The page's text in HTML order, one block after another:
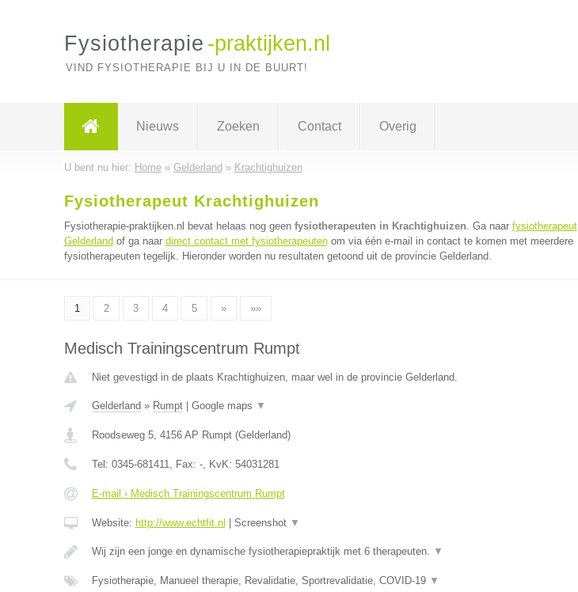
Fysiotherapie -praktijken.nl
VIND FYSIOTHERAPIE BIJ U IN DE BUURT!
Nieuws Zoeken Contact Overig
U bent nu hier: Home» Gelderland » Krachtighuizen
Fysiotherapeut Krachtighuizen
Fysiotherapie-praktijken.nl bevat helaas nog geen fysiotherapeuten in Krachtighuizen. Ga naar fysiotherapeut
Gelderland of ga naar direct contact met fysiotherapeutenom via één e-mail in contact te komen met meerdere
fysiotherapeuten tegelijk. Hieronder worden nu resultaten getoond uit de provincie Gelderland.
1 2 3 4 5 » »»
Medisch Trainingscentrum Rumpt
Niet gevestigd in de plaats Krachtighuizen, maar wel in de provincie Gelderland.
Gelderland » Rumpt| Google maps ▼
Roodseweg 5, 4156 AP Rumpt(Gelderland)
Tel: 0345-681411, Fax: -, KvK: 54031281
E-mail › Medisch Trainingscentrum Rumpt
Website: http://www.echtfit.nl Screenshot ▼
Wij zijn een jonge en dynamische fysiotherapiepraktijk met 6 therapeuten. ▼
Fysiotherapie, Manueel therapie, Revalidatie, Sportrevalidatie, COVID-19 ▼